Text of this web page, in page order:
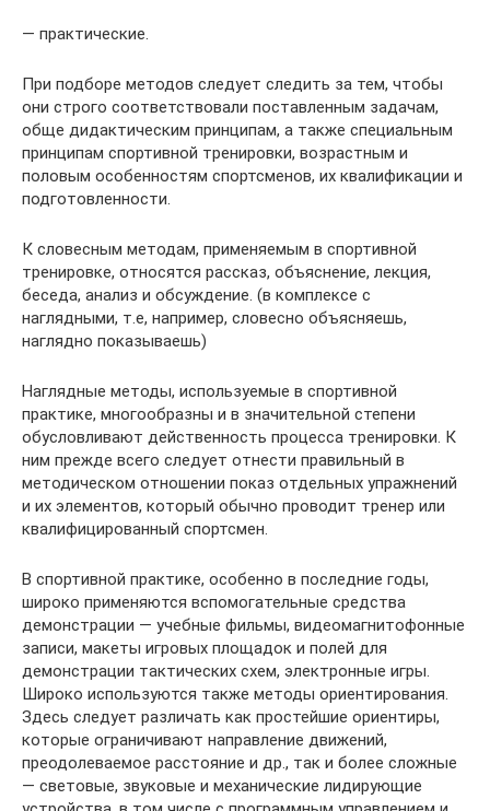
— практические.
При подборе методов следует следить за тем, чтобы
они строго соответствовали поставленным задачам,
обще дидактическим принципам, а также специальным
принципам спортивной тренировки, возрастным и
половым особенностям спортсменов, их квалификации и
подготовленности.
К словесным методам, применяемым в спортивной
тренировке, относятся рассказ, объяснение, лекция,
беседа, анализ и обсуждение. (в комплексе с
наглядными, т.е, например, словесно объясняешь,
наглядно показываешь)
Наглядные методы, используемые в спортивной
практике, многообразны и в значительной степени
обусловливают действенность процесса тренировки. К
ним прежде всего следует отнести правильный в
методическом отношении показ отдельных упражнений
и их элементов, который обычно проводит тренер или
квалифицированный спортсмен.
В спортивной практике, особенно в последние годы,
широко применяются вспомогательные средства
демонстрации — учебные фильмы, видеомагнитофонные
записи, макеты игровых площадок и полей для
демонстрации тактических схем, электронные игры.
Широко используются также методы ориентирования.
Здесь следует различать как простейшие ориентиры,
которые ограничивают направление движений,
преодолеваемое расстояние и др., так и более сложные
— световые, звуковые и механические лидирующие